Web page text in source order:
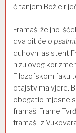
čitanjem Božje
Framaši željno
dva bit će o
duhovni asistent
nizu ovog
Filozofskom
otajstvima vjere.
obogatio mjesne
framaši Frame
framaši iz